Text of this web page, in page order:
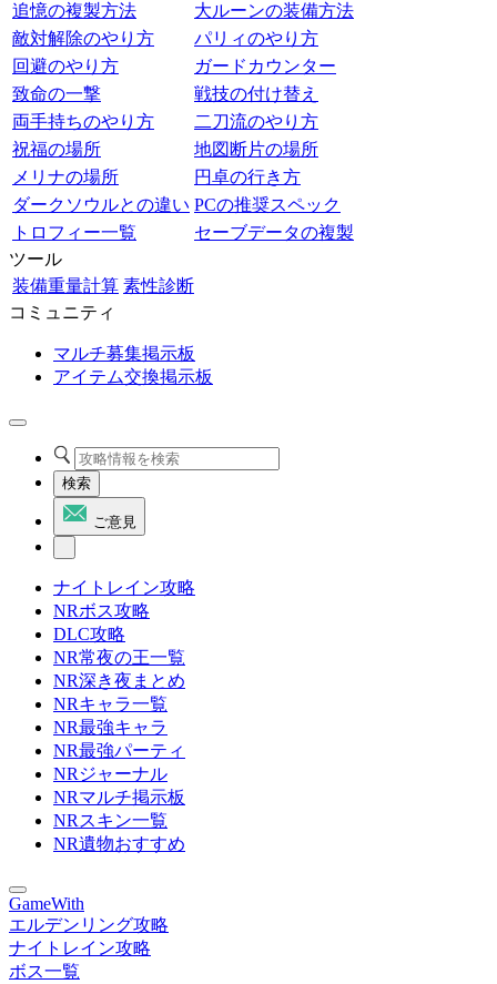
追憶の複製方法
大ルーンの装備方法
敵対解除のやり方
パリィのやり方
回避のやり方
ガードカウンター
致命の一撃
戦技の付け替え
両手持ちのやり方
二刀流のやり方
祝福の場所
地図断片の場所
メリナの場所
円卓の行き方
ダークソウルとの違い PCの推奨スペック
トロフィー一覧
セーブデータの複製
ツール
装備重量計算 素性診断
コミュニティ
マルチ募集掲示板
アイテム交換掲示板
検索
ご意見
ナイトレイン攻略
NRボス攻略
DLC攻略
NR常夜の王一覧
NR深き夜まとめ
NRキャラ一覧
NR最強キャラ
NR最強パーティ
NRジャーナル
NRマルチ掲示板
NRスキン一覧
NR遺物おすすめ
GameWith
エルデンリング攻略
ナイトレイン攻略
ボス一覧